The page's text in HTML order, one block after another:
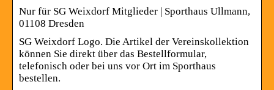
Nur für SG Weixdorf Mitglieder | Sporthaus Ullmann,
01108 Dresden
SG Weixdorf Logo. Die Artikel der Vereinskollektion
können Sie direkt über das Bestellformular,
telefonisch oder bei uns vor Ort im Sporthaus
bestellen.